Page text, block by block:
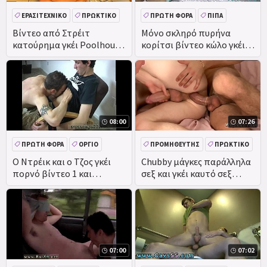
Βίντεο από Στρέιτ
κατούρημα γκέι Poolhouse
κατούρημα Όργιο!
ΕΡΑΣΙΤΕΧΝΙΚΌ
ΠΡΩΚΤΙΚΌ
ΤΟ ΚΑΤΟΎΡΗΜΑ
DEEPTHROAT
Μόνο σκληρό πυρήνα
κορίτσι βίντεο κώλο γκέι
πρώτη φορά πώς να
γαμήσω τον πατριό σου
μικρό
ΠΡΏΤΗ ΦΟΡΆ ΠΊΠΑ
08:00
Ο Ντρέικ και ο Τζος γκέι
πορνό βίντεο 1 και
hardcore πρώτη φορά Β.
Όργιο
ΠΡΏΤΗ ΦΟΡΆ ΌΡΓΙΟ
07:26
Chubby μάγκες παράλληλα
σεξ και γκέι καυτό σεξ
Ασίας γκρίνια βίντεο Λουκ
ΠΡΟΜΗΘΕΥΤΉΣ
ΠΡΩΚΤΙΚΌ
DEEPTHROAT
07:00 07:02